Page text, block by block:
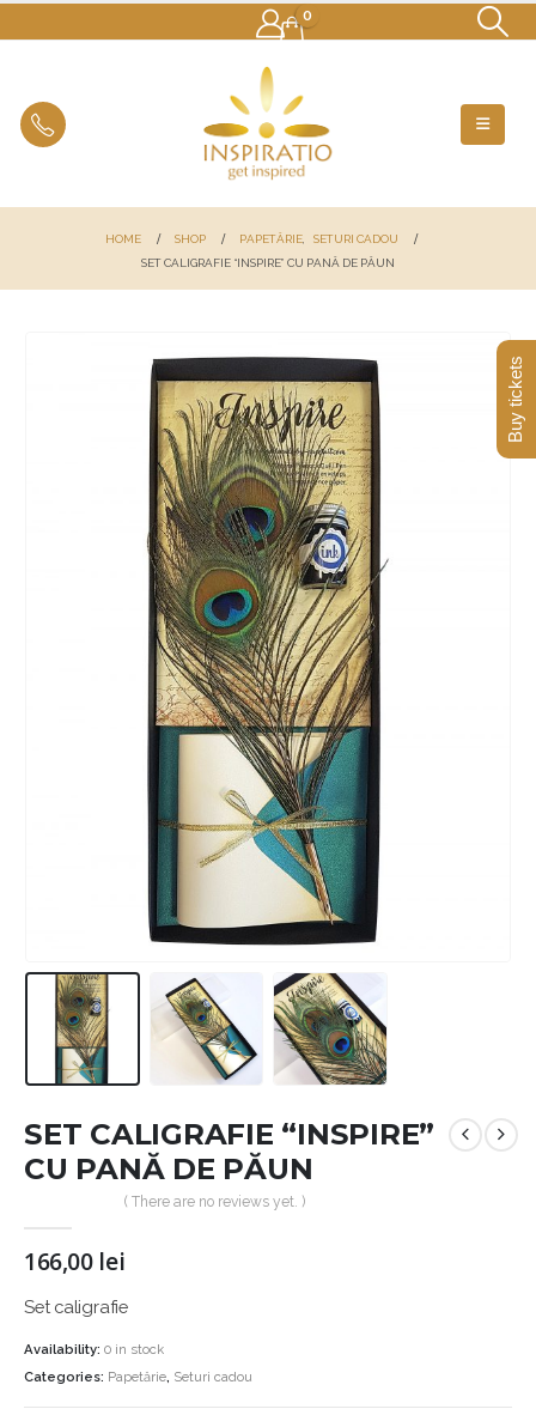
0
HOME SHOP PAPETĂRIE,
SETURI CADOU
SET CALIGRAFIE “INSPIRE” CU PANĂ DE PĂUN
SET CALIGRAFIE “INSPIRE”
CU PANĂ DE PĂUN
( There are no reviews yet. )
166,00 lei
Set caligrafie
Availability: 0 in stock
Categories: Papetărie, Seturi cadou
Buy tickets